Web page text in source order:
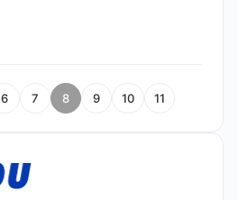
6 7 8 9 10 11